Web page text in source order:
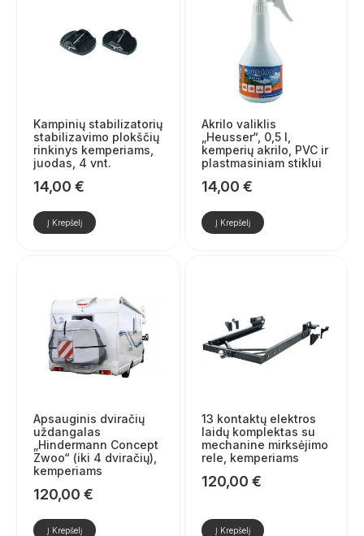
Kampinių stabilizatorių
stabilizavimo plokščių
rinkinys kemperiams,
juodas, 4 vnt.
14,00 €
Į Krepšelį
Akrilo valiklis
„Heusser“, 0,5 l,
kemperių akrilo, PVC ir
plastmasiniam stiklui
14,00 €
Į Krepšelį
Apsauginis dviračių
uždangalas
„Hindermann Concept
Zwoo“ (iki 4 dviračių),
kemperiams
120,00 €
Į Krepšelį
13 kontaktų elektros
laidų komplektas su
mechanine mirksėjimo
rele, kemperiams
120,00 €
Į Krepšelį